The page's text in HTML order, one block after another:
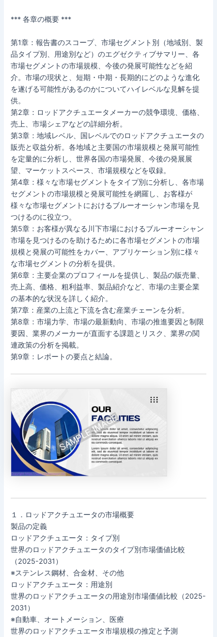
*** 各章の概要 ***
第1章：報告書のスコープ、市場セグメント別（地域別、製
品タイプ別、用途別など）のエグゼクティブサマリー、各
市場セグメントの市場規模、今後の発展可能性などを紹
介。市場の現状と、短期・中期・長期的にどのような進化
を遂げる可能性があるのかについてハイレベルな見解を提
供。
第2章：ロッドアクチュエータメーカーの競争環境、価格、
売上、市場シェアなどの詳細分析。
第3章：地域レベル、国レベルでのロッドアクチュエータの
販売と収益分析。各地域と主要国の市場規模と発展可能性
を定量的に分析し、世界各国の市場発展、今後の発展展
望、マーケットスペース、市場規模などを収録。
第4章：様々な市場セグメントをタイプ別に分析し、各市場
セグメントの市場規模と発展可能性を網羅し、お客様が
様々な市場セグメントにおけるブルーオーシャン市場を見
つけるのに役立つ。
第5章：お客様が異なる川下市場におけるブルーオーシャン
市場を見つけるのを助けるために各市場セグメントの市場
規模と発展の可能性をカバー、アプリケーション別に様々
な市場セグメントの分析を提供。
第6章：主要企業のプロフィールを提供し、製品の販売量、
売上高、価格、粗利益率、製品紹介など、市場の主要企業
の基本的な状況を詳しく紹介。
第7章：産業の上流と下流を含む産業チェーンを分析。
第8章：市場力学、市場の最新動向、市場の推進要因と制限
要因、業界のメーカーが直面する課題とリスク、業界の関
連政策の分析を掲載。
第9章：レポートの要点と結論。
１．ロッドアクチュエータの市場概要
製品の定義
ロッドアクチュエータ：タイプ別
世界のロッドアクチュエータのタイプ別市場価値比較
（2025-2031）
※ステンレス鋼材、合金材、その他
ロッドアクチュエータ：用途別
世界のロッドアクチュエータの用途別市場価値比較（2025-
2031）
※自動車、オートメーション、医療
世界のロッドアクチュエータ市場規模の推定と予測